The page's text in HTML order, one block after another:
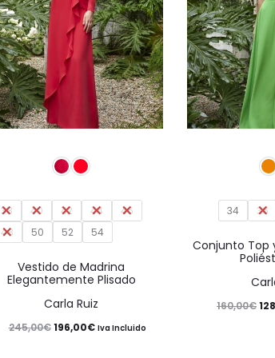
producto
múltiples
variantes.
Las
opciones
se
pueden
38 40 42 44
46
48
50 52 54
Vestido de Madrina
Elegantemente Plisado
Carla Ruiz
245,00€El
196,00€ElIva Incluido
34 36
Conjunto Top
160,00€El